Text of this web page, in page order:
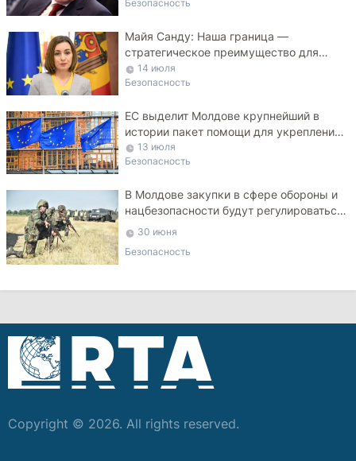
Безопасность
Майя Санду: Наша граница —
стратегическое преимущество для
Украины
14 июля
Безопасность
ЕС выделит Молдове крупнейший в
истории пакет помощи для укрепления
ПВО13 июля
Безопасность
В Молдове закупки в сфере обороны и
нацбезопасности будут регулироваться
специальным законом
30 июня
Безопасность
Copyright © 2026. All rights reserved.